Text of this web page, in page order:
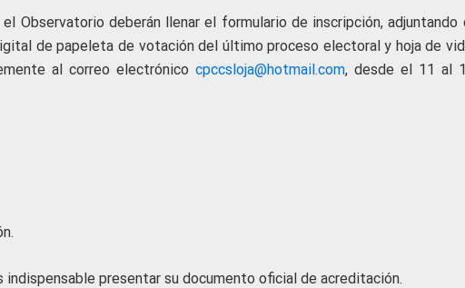
Observatorio deberán llenar el formulario de inscripción, adjuntando
de papeleta de votación del último proceso electoral y hoja de
al correo electrónico cpccsloja@hotmail.com, desde el 11 al
presentar su documento oficial de acreditación.